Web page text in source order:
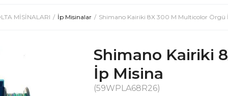
MİSİNALARI İp Misinalar Shimano Kairiki 8X 300 M Multicolor Örgü
Shimano Kairiki
İp Misina
(59WPLA68R26)